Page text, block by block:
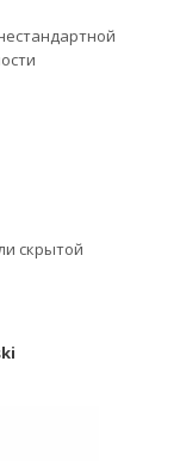
скрытой